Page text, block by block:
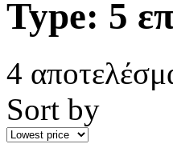
Type: 5
4
Sort by